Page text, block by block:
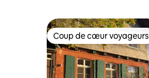
Coup de cœur voyageurs
Coup de cœur voyageurs